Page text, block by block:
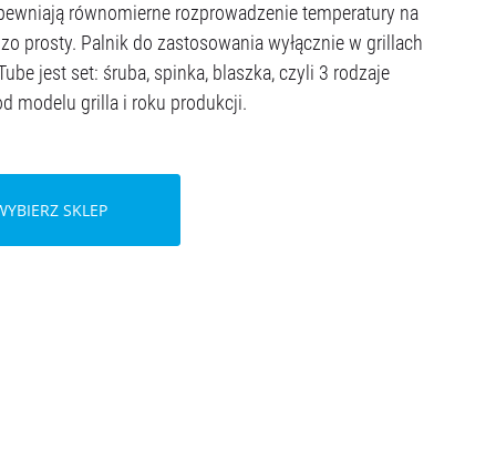
równomierne rozprowadzenie temperatury na
prosty. Palnik do zastosowania wyłącznie w grillach
jest set: śruba, spinka, blaszka, czyli 3 rodzaje
modelu grilla i roku produkcji.
SKLEP